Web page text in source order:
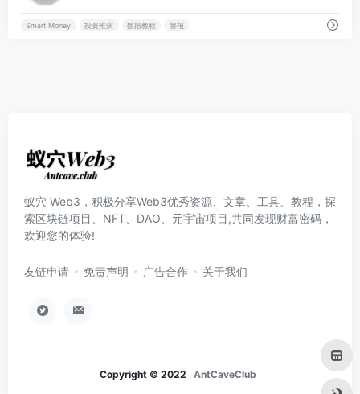
Smart Money 投资推演 数据教程 警报
蚁穴 Web3，积极分享Web3优秀资源、文章、工具、教程，探
索区块链项目、NFT、DAO、元宇宙项目,共同发现财富密码，
欢迎您的体验!
友链申请 免责声明 广告合作 关于我们
Copyright © 2022 AntCaveClub